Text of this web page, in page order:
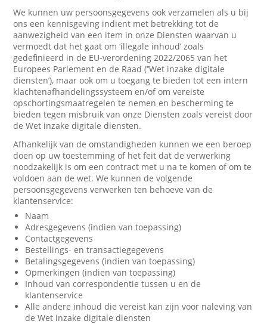
We kunnen uw persoonsgegevens ook verzamelen als u bij
ons een kennisgeving indient met betrekking tot de
aanwezigheid van een item in onze Diensten waarvan u
vermoedt dat het gaat om ‘illegale inhoud’ zoals
gedefinieerd in de EU-verordening 2022/2065 van het
Europees Parlement en de Raad (‘’Wet inzake digitale
diensten’), maar ook om u toegang te bieden tot een intern
klachtenafhandelingssysteem en/of om vereiste
opschortingsmaatregelen te nemen en bescherming te
bieden tegen misbruik van onze Diensten zoals vereist door
de Wet inzake digitale diensten.
Afhankelijk van de omstandigheden kunnen we een beroep
doen op uw toestemming of het feit dat de verwerking
noodzakelijk is om een contract met u na te komen of om te
voldoen aan de wet. We kunnen de volgende
persoonsgegevens verwerken ten behoeve van de
klantenservice:
Naam
Adresgegevens (indien van toepassing)
Contactgegevens
Bestellings- en transactiegegevens
Betalingsgegevens (indien van toepassing)
Opmerkingen (indien van toepassing)
Inhoud van correspondentie tussen u en de
klantenservice
Alle andere inhoud die vereist kan zijn voor naleving van
de Wet inzake digitale diensten